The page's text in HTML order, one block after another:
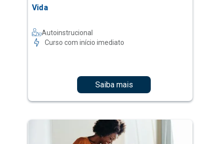
Vida
Autoinstrucional
Curso com início imediato
Saiba mais